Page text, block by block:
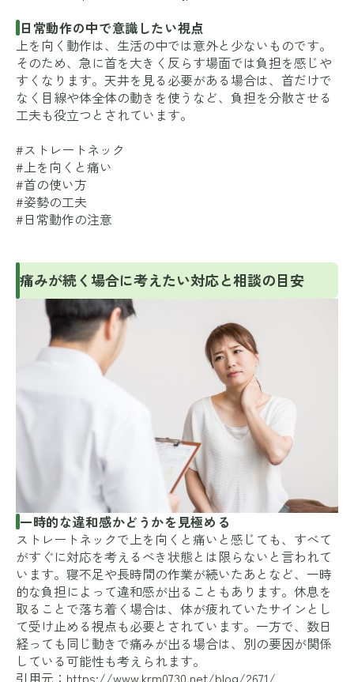
日常動作の中で意識したい視点
上を向く動作は、生活の中では意外と少ないものです。
そのため、急に首を大きく反らす場面では負担を感じや
すくなります。天井を見る必要がある場合は、首だけで
なく目線や体全体の動きを使うなど、負担を分散させる
工夫も役立つとされています。
#ストレートネック
#上を向くと痛い
#首の使い方
#姿勢の工夫
#日常動作の注意
痛みが続く場合に考えたい対応と相談の目安
一時的な違和感かどうかを見極める
ストレートネックで上を向くと痛いと感じても、すべて
がすぐに対応を考えるべき状態とは限らないと言われて
います。寝不足や長時間の作業が続いたあとなど、一時
的な負担によって違和感が出ることもあります。休息を
取ることで落ち着く場合は、体が疲れていたサインとし
て受け止める視点も必要とされています。一方で、数日
経っても同じ動きで痛みが出る場合は、別の要因が関係
している可能性も考えられます。
引用元： https://www.krm0730.net/blog/2671/